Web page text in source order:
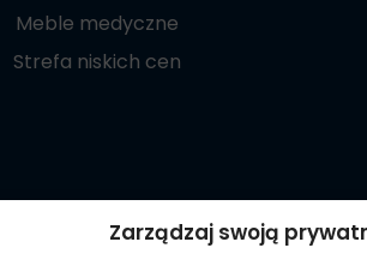
Zarządzaj swoją
Meble medyczne
Strefa niskich cen
Poznaj naszą
aplikację mobilną: